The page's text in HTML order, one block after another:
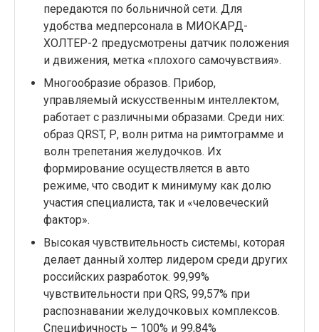
передаются по больничной сети. Для
удобства медперсонала в МИОКАРД-
ХОЛТЕР-2 предусмотрены датчик положения
и движения, метка «плохого самочувствия».
Многообразие образов. Прибор,
управляемый искусственным интеллектом,
работает с различными образами. Среди них:
образ QRST, Р, волн ритма на римтограмме и
волн трепетания желудочков. Их
формирование осуществляется в авто
режиме, что сводит к минимуму как долю
участия специалиста, так и «человеческий
фактор».
Высокая чувствительность системы, которая
делает данный холтер лидером среди других
российских разработок. 99,99%
чувствительности при QRS, 99,57% при
распознавании желудочковых комплексов.
Специфичность – 100% и 99,84%